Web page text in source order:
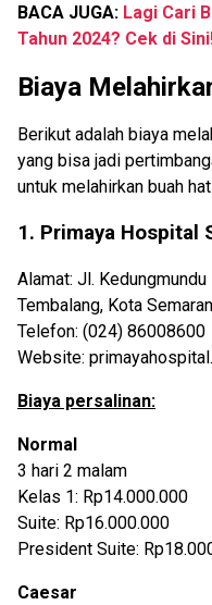
BACA JUGA: Lagi Cari
Tahun 2024? Cek di
Biaya
Berikut adalah biaya
yang bisa jadi
untuk melahirkan buah
1. Primaya Hospital
Alamat: Jl.
Tembalang, Kota
Telefon: (024) 86008600
Website:
Biaya persalinan:
Normal
3 hari 2 malam
Kelas 1: Rp14.000.000
Suite: Rp16.000.000
President Suite:
Caesar